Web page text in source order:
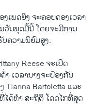
ເພດຍິງ ຈະຄອບຄອງ​ເວລາ
ວັນພຸດມື້ນີ້ ໂດຍຈະມີການ
ຄວາມນິຍົມສູງ.
Reese ຈະເປີດ
ຳ ເວລານາງຈະປ້ອງກັນ
Bartoletta ແລະ
ໄດ້ທຳ ສະຖິຕິ ໂດດໄກທີ່ສຸດ